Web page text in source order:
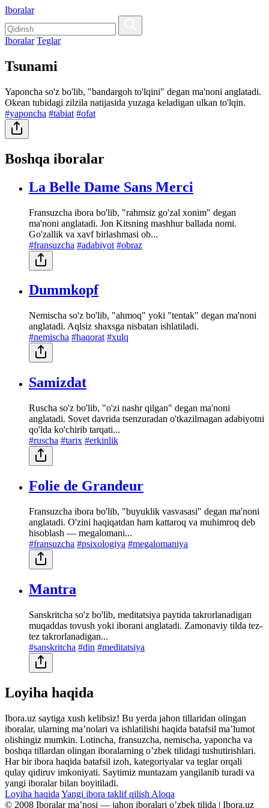
Iboralar
Iboralar Teglar
Tsunami
Yaponcha so'z bo'lib, "bandargoh to'lqini" degan ma'noni anglatadi.
Okean tubidagi zilzila natijasida yuzaga keladigan ulkan to'lqin.
#yaponcha #tabiat #ofat
Boshqa iboralar
La Belle Dame Sans Merci
Fransuzcha ibora bo'lib, "rahmsiz go'zal xonim" degan
ma'noni anglatadi. Jon Kitsning mashhur ballada nomi.
Go'zallik va xavf birlashmasi ob...
#fransuzcha #adabiyot #obraz
Dummkopf
Nemischa so'z bo'lib, "ahmoq" yoki "tentak" degan ma'noni
anglatadi. Aqlsiz shaxsga nisbatan ishlatiladi.
#nemischa #haqorat #xulq
Samizdat
Ruscha so'z bo'lib, "o'zi nashr qilgan" degan ma'noni
anglatadi. Sovet davrida tsenzuradan o'tkazilmagan adabiyotni
qo'lda ko'chirib tarqati...
#ruscha #tarix #erkinlik
Folie de Grandeur
Fransuzcha ibora bo'lib, "buyuklik vasvasasi" degan ma'noni
anglatadi. O'zini haqiqatdan ham kattaroq va muhimroq deb
hisoblash — megalomani...
#fransuzcha #psixologiya #megalomaniya
Mantra
Sanskritcha so'z bo'lib, meditatsiya paytida takrorlanadigan
muqaddas tovush yoki iborani anglatadi. Zamonaviy tilda tez-
tez takrorlanadigan...
#sanskritcha #din #meditatsiya
Loyiha haqida
Ibora.uz saytiga xush kelibsiz! Bu yerda jahon tillaridan olingan
iboralar, ularning maʼnolari va ishlatilishi haqida batafsil maʼlumot
olishingiz mumkin. Lotincha, fransuzcha, nemischa, yaponcha va
boshqa tillardan olingan iboralarning oʼzbek tilidagi tushutirishlari.
Har bir ibora haqida batafsil izoh, kategoriyalar va teglar orqali
qulay qidiruv imkoniyati. Saytimiz muntazam yangilanib turadi va
yangi iboralar bilan boyitiladi.
Loyiha haqida Yangi ibora taklif qilish Aloqa
© 2008 Iboralar maʼnosi — jahon iboralari oʼzbek tilida | Ibora.uz